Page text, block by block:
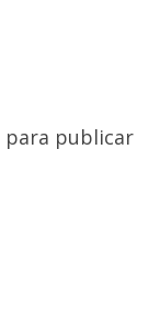
para publicar